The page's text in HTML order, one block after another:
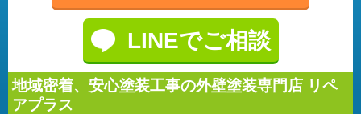
LINEでご相談
地域密着、安心塗装工事の外壁塗装専門店 リペ
アプラス